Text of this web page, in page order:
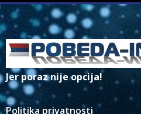
Jer poraz nije opcija!
Politika privatnosti